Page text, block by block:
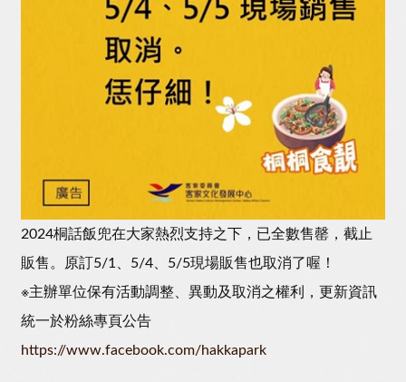
2024桐話飯兜在大家熱烈支持之下，已全數售罄，截止
販售。原訂5/1、5/4、5/5現場販售也取消了喔！
※主辦單位保有活動調整、異動及取消之權利，更新資訊
統一於粉絲專頁公告
https://www.facebook.com/hakkapark